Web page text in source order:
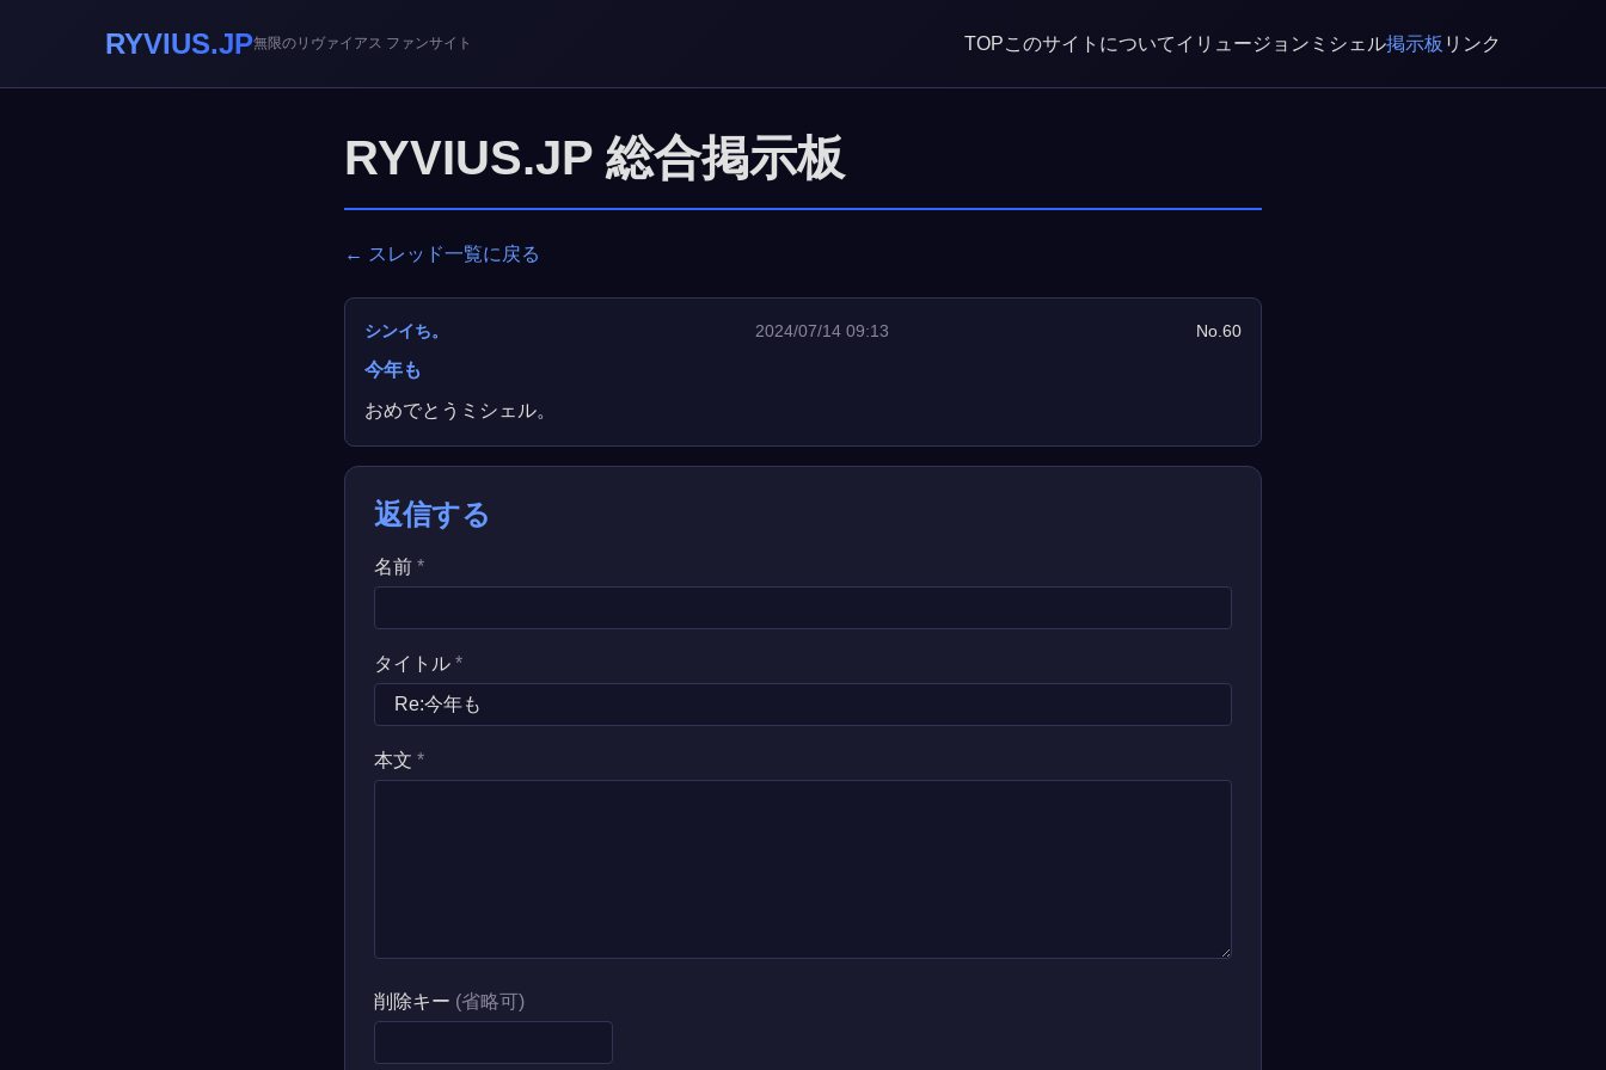
RYVIUS.JP無限のリヴァイアス ファンサイト TOPこのサイトについてイリュージョン ミシェル掲示板 リンク
RYVIUS.JP 総合掲示板
← スレッド一覧に戻る
シンイち。 2024/07/14 09:13 No.60
今年も
おめでとうミシェル。
返信する
名前 *
タイトル *
本文 *
削除キー (省略可)